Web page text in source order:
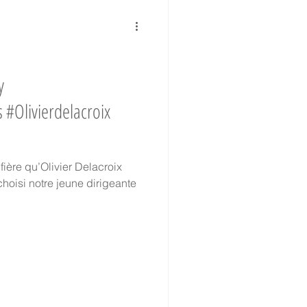
Historique
réduite
qu’Olivier Delacroix
notre jeune dirigeante